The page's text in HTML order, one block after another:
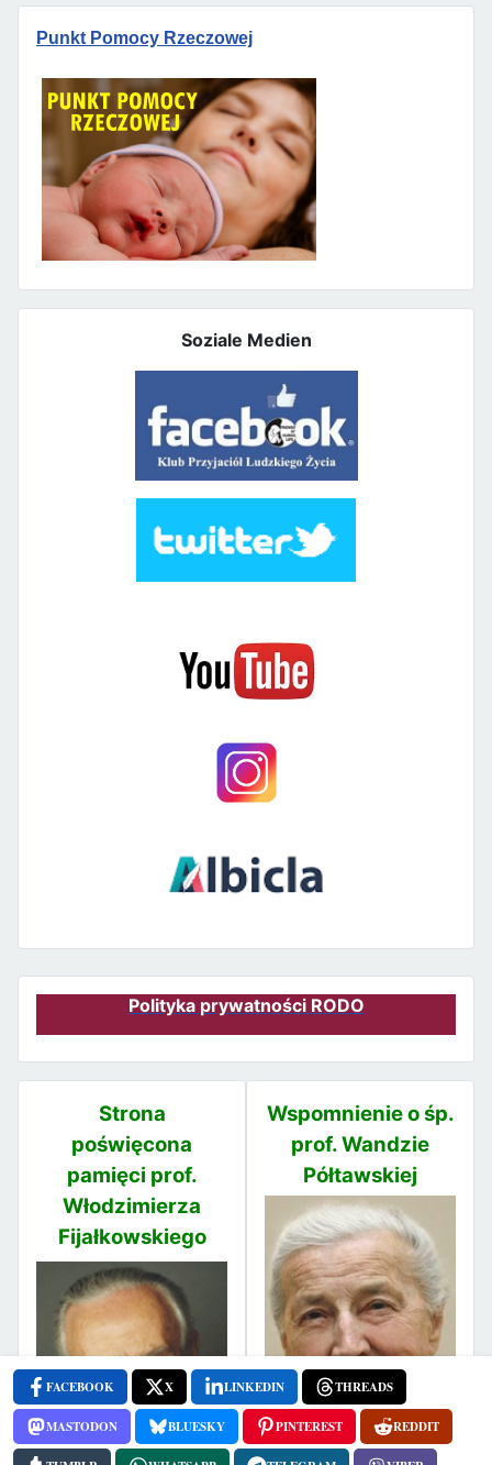
Punkt Pomocy Rzeczowej
Soziale Medien
FACEBOOK X LINKEDIN THREADS
MASTODON BLUESKY PINTEREST REDDIT
Polityka prywatności RODO
Strona
poświęcona
pamięci prof.
Włodzimierza
Fijałkowskiego
Wspomnienie o śp.
prof. Wandzie
Półtawskiej